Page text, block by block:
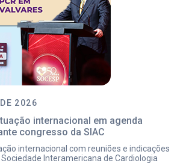
2026
internacional em agenda
congresso da SIAC
internacional com reuniões e indicações
Interamericana de Cardiologia